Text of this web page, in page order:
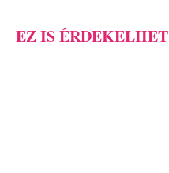
EZ IS ÉRDEKELHET